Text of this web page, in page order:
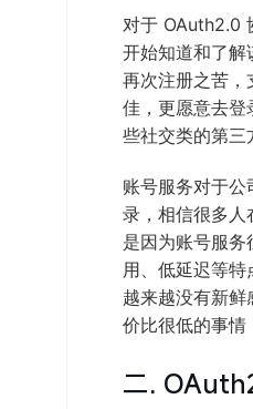
对于 OAuth2.0
开始知道和了解
再次注册之苦，
佳，更愿意去登
些社交类的第三
账号服务对于
录，相信很多人
是因为账号服
用、低延迟等
越来越没有新
价比很低的事情
二.